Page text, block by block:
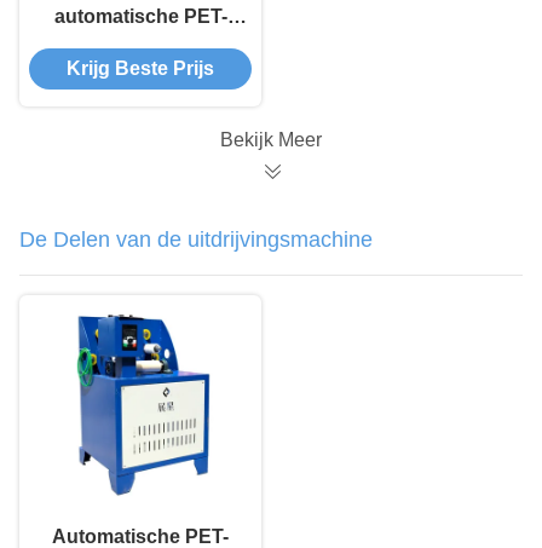
automatische PET-
bandwinding
Krijg Beste Prijs
Bekijk Meer
De Delen van de uitdrijvingsmachine
Automatische PET-